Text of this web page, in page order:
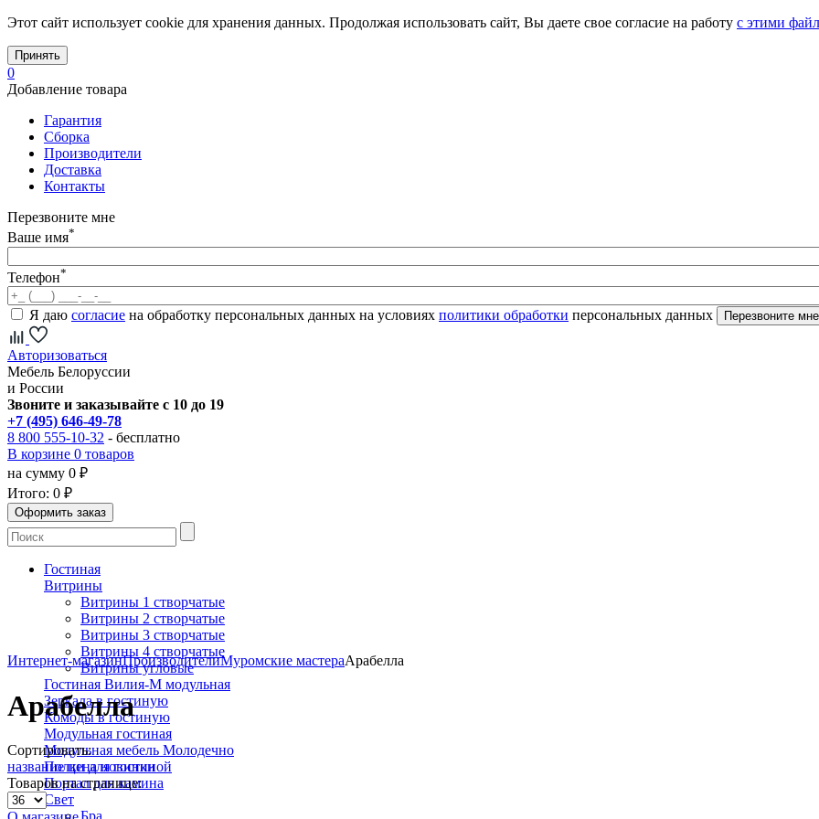
Этот сайт использует cookie для хранения данных. Продолжая использовать сайт, Вы даете свое согласие на работу с этими
Принять
0
Добавление товара
Гарантия
Сборка
Производители
Доставка
Контакты
Перезвоните мне
Ваше имя*
Телефон*
Я даю согласие на обработку персональных данных на условиях политики обработки персональных данных
Авторизоваться
Мебель Белоруссии
и России
Звоните и заказывайте с 10 до 19
+7 (495) 646-49-78
8 800 555-10-32 - бесплатно
В корзине 0 товаров
на сумму 0 ₽
Итого: 0 ₽
Гостиная
Витрины
Витрины 1 створчатые
Витрины 2 створчатые
Витрины 3 створчатые
Витрины 4 створчатые
Витрины угловые
Гостиная Вилия-М модульная
Зеркала в гостиную
Комоды в гостиную
Модульная гостиная
Модульная мебель Молодечно
Полки для гостиной
Портал для камина
Свет
Интернет-магазинПроизводителиМуромские мастераАрабелла
Арабелла
Сортировать:
название цена новинки
Товаров на странице: